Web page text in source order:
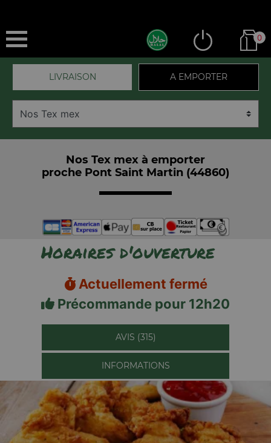
0
LIVRAISON A EMPORTER
Nos Tex mex à emporter
proche Pont Saint Martin (44860)
Horaires d'ouverture
Actuellement fermé
Précommande pour 12h20
AVIS (315)
INFORMATIONS